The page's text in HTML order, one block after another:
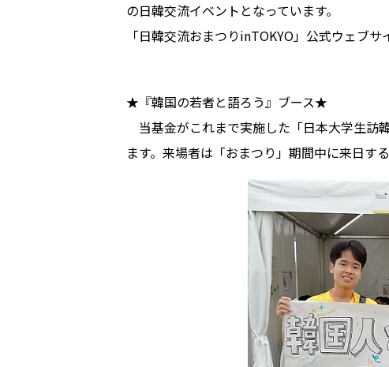
の日韓交流イベントとなっています。
「日韓交流おまつりinTOKYO」公式ウェブ
★『韓国の若者と語ろう』ブース★
当基金がこれまで実施した「日本大学生訪
ます。来場者は「おまつり」期間中に来日す